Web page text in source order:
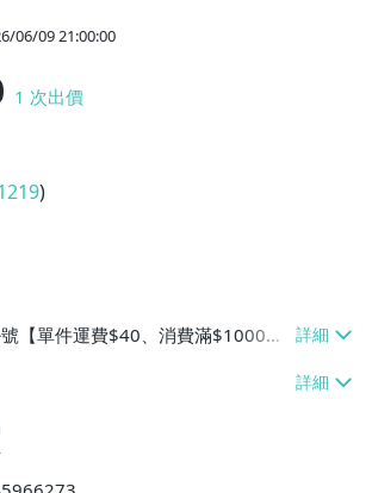
06/09 21:00:00
1 次出價
)
【單件運費$40、消費滿$1000免